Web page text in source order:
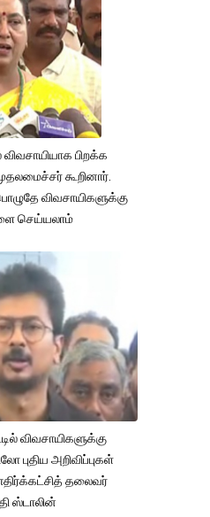
விவசாயியாக பிறக்க
கூறினார்.
விவசாயிகளுக்கு
செய்யலாம்
விவசாயிகளுக்கு
புதிய அறிவிப்புகள்
தலைவர்
ஸ்டாலின்